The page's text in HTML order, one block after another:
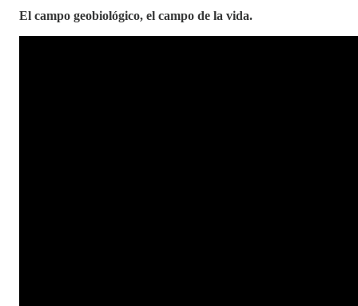
El campo geobiológico, el campo de la vida.